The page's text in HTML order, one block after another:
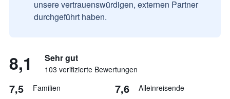
unsere vertrauenswürdigen, externen Partner
durchgeführt haben.
8,1 Sehr gut
103 verifizierte Bewertungen
7,5 Familien 7,6 Alleinreisende